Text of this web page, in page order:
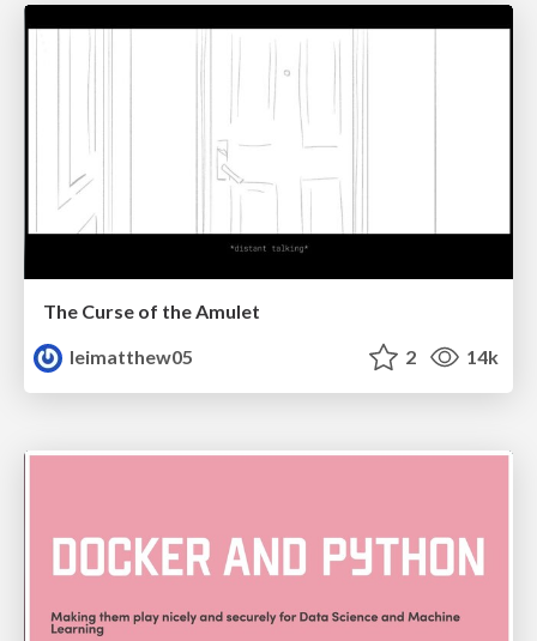
The Curse of the Amulet
leimatthew05
2 14k